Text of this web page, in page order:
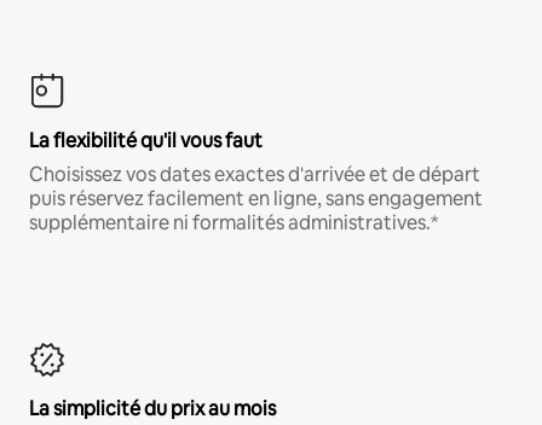
La flexibilité qu'il vous faut
Choisissez vos dates exactes d'arrivée et de départ
puis réservez facilement en ligne, sans engagement
supplémentaire ni formalités administratives.*
La simplicité du prix au mois